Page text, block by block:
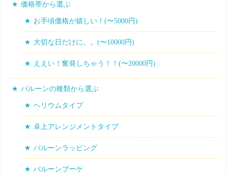
価格帯から選ぶ
お手頃価格が嬉しい！(〜5000円)
大切な日だけに。。(〜10000円)
ええい！奮発しちゃう！！(〜20000円)
バルーンの種類から選ぶ
ヘリウムタイプ
卓上アレンジメントタイプ
バルーンラッピング
バルーンブーケ